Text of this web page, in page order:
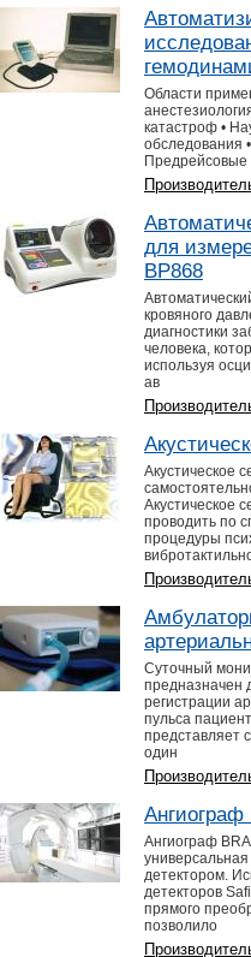
Области
катастроф •
обследования
Предрейсовые
для
BP868
кровяного
диагностики
человека,
используя
ав
Акустическое
Акустическое
проводить по
процедуры
Суточный
предназначен
регистрации
пульса
представляет
один
Ангиограф
Ангиограф
детектором.
детекторов
прямого
позволило